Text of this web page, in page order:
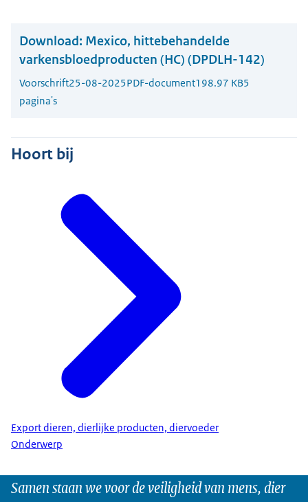
Download: Mexico, hittebehandelde
varkensbloedproducten (HC) (DPDLH-142)
Voorschrift25-08-2025PDF-document198.97 KB5
pagina's
Hoort bij
Export dieren, dierlijke producten, diervoeder
Onderwerp
Samen staan we voor de veiligheid van mens, dier